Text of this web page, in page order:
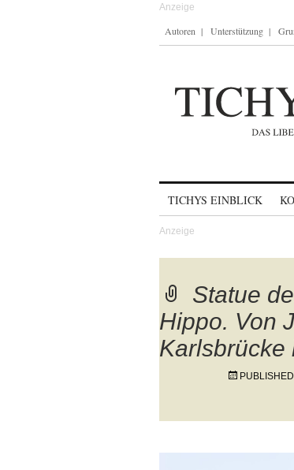
Autoren Unterstützung
TICHYS EINBLICK
Statue
Hippo. Von
Karlsbrücke